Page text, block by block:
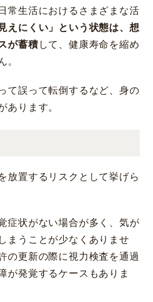
常生活におけるさまざまな活
見えにくい」という状態は、想
が蓄積 して、健康寿命を縮め
。
て誤って転倒するなど、身の
あります。
放置するリスクとして挙げら
症状がない場合が多く、気が
まうことが少なくありませ
の更新の際に視力検査を通過
が発覚するケースもありま